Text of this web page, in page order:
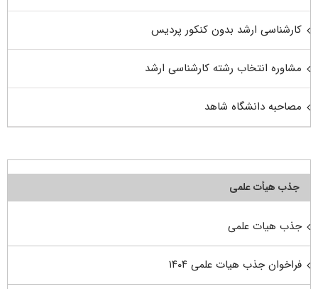
کارشناسی ارشد بدون کنکور پردیس
مشاوره انتخاب رشته کارشناسی ارشد
مصاحبه دانشگاه شاهد
جذب هیأت علمی
جذب هیات علمی
فراخوان جذب هیات علمی ۱۴۰۴